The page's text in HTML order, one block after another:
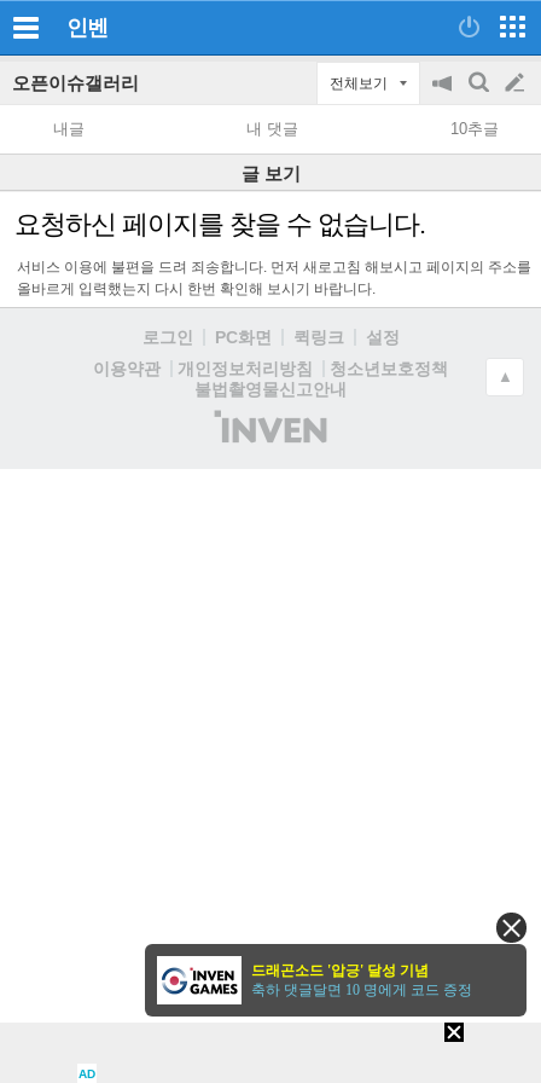
인벤
오픈이슈갤러리 전체보기
공
지
on/off
검
색
글
쓰
기
내글 내 댓글 10추글
글 보기
요청하신 페이지를 찾을 수 없습니다.
서비스 이용에 불편을 드려 죄송합니다. 먼저 새로고침 해보시고 페이지의 주소를
올바르게 입력했는지 다시 한번 확인해 보시기 바랍니다.
로그인 PC화면 퀵링크
설정
이용약관
개인정보처리방침
청소년보호정책
불법촬영물신고안내
(주)
인
▲
AD
드래곤소드 '압긍' 달성 기념
축하 댓글달면 10 명에게 코드 증정